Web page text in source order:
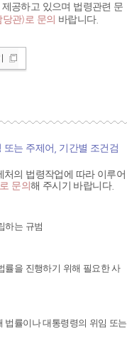
공하고 있으며 법령관련 문
관)로 문의 바랍니다.
또는 주제어, 기간별 조건검
의 법령작업에 따라 이루어
문의해 주시기 바랍니다.
하는 규범
률을 진행하기 위해 필요한 사
법률이나 대통령령의 위임 또는